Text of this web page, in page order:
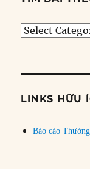
Tìm
đề
LINKS HỮU
Báo cáo